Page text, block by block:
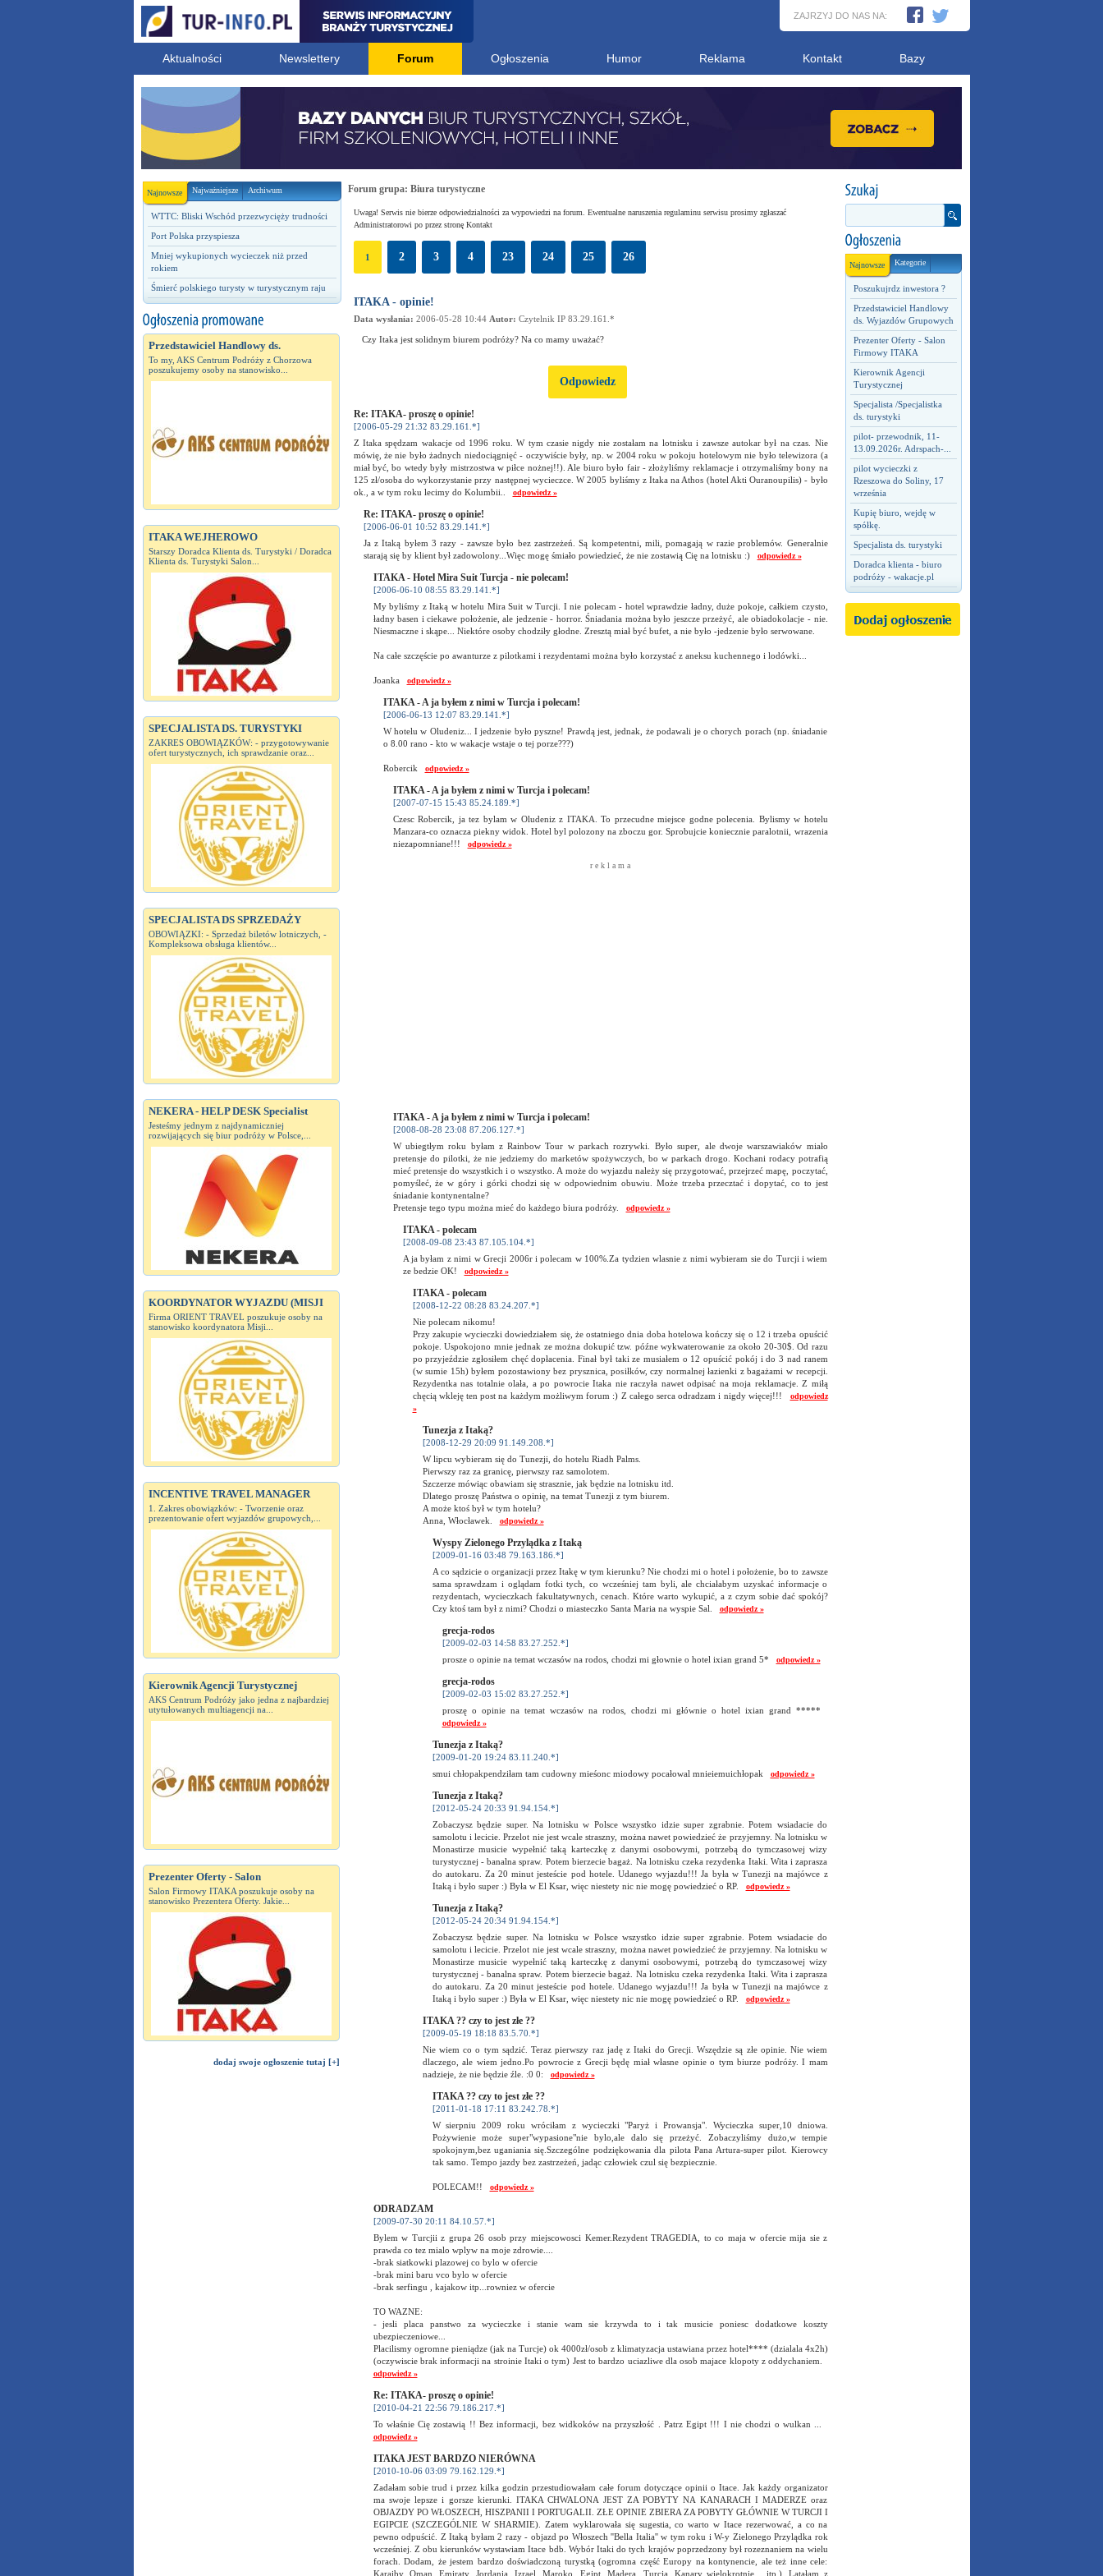
ZAJRZYJ DO NAS NA:
Aktualności Newslettery Forum Ogłoszenia Humor Reklama Kontakt Bazy
Najnowsze Najważniejsze Archiwum
WTTC: Bliski Wschód przezwycięży trudności
Port Polska przyspiesza
Mniej wykupionych wycieczek niż przed
rokiem
Śmierć polskiego turysty w turystycznym raju
Przedstawiciel Handlowy ds.
To my, AKS Centrum Podróży z Chorzowa
poszukujemy osoby na stanowisko...
ITAKA WEJHEROWO
Starszy Doradca Klienta ds. Turystyki / Doradca
Klienta ds. Turystyki Salon...
SPECJALISTA DS. TURYSTYKI
ZAKRES OBOWIĄZKÓW: - przygotowywanie
ofert turystycznych, ich sprawdzanie oraz...
SPECJALISTA DS SPRZEDAŻY
OBOWIĄZKI: - Sprzedaż biletów lotniczych, -
Kompleksowa obsługa klientów...
NEKERA - HELP DESK Specialist
Jesteśmy jednym z najdynamiczniej
rozwijających się biur podróży w Polsce,...
KOORDYNATOR WYJAZDU (MISJI
Firma ORIENT TRAVEL poszukuje osoby na
stanowisko koordynatora Misji...
INCENTIVE TRAVEL MANAGER
1. Zakres obowiązków: - Tworzenie oraz
prezentowanie ofert wyjazdów grupowych,...
Kierownik Agencji Turystycznej
AKS Centrum Podróży jako jedna z najbardziej
utytułowanych multiagencji na...
Prezenter Oferty - Salon
Salon Firmowy ITAKA poszukuje osoby na
stanowisko Prezentera Oferty. Jakie...
dodaj swoje ogłoszenie tutaj [+]
Najnowsze Kategorie
Poszukujrdz inwestora ?
Przedstawiciel Handlowy
ds. Wyjazdów Grupowych
Prezenter Oferty - Salon
Firmowy ITAKA
Kierownik Agencji
Turystycznej
Specjalista /Specjalistka
ds. turystyki
pilot- przewodnik, 11-
13.09.2026r. Adrspach-...
pilot wycieczki z
Rzeszowa do Soliny, 17
września
Kupię biuro, wejdę w
spółkę.
Specjalista ds. turystyki
Doradca klienta - biuro
podróży - wakacje.pl
Forum grupa: Biura turystyczne
Uwaga! Serwis nie bierze odpowiedzialności za wypowiedzi na forum. Ewentualne naruszenia regulaminu serwisu prosimy zgłaszać
Administratorowi po przez stronę Kontakt
1 2 3 4 23 24 25 26
ITAKA - opinie!
Data wysłania: 2006-05-28 10:44 Autor: Czytelnik IP 83.29.161.*
Czy Itaka jest solidnym biurem podróży? Na co mamy uważać?
Odpowiedz
Re: ITAKA- proszę o opinie!
[2006-05-29 21:32 83.29.161.*]
Z Itaka spędzam wakacje od 1996 roku. W tym czasie nigdy nie zostałam na lotnisku i zawsze autokar był na czas. Nie
mówię, że nie było żadnych niedociągnięć - oczywiście były, np. w 2004 roku w pokoju hotelowym nie było telewizora (a
miał być, bo wtedy były mistrzostwa w piłce nożnej!!). Ale biuro było fair - złożyliśmy reklamacje i otrzymaliśmy bony na
125 zł/osoba do wykorzystanie przy następnej wycieczce. W 2005 byliśmy z Itaka na Athos (hotel Akti Ouranoupilis) - było
ok., a w tym roku lecimy do Kolumbii.. odpowiedz »
Re: ITAKA- proszę o opinie!
[2006-06-01 10:52 83.29.141.*]
Ja z Itaką byłem 3 razy - zawsze było bez zastrzeżeń. Są kompetentni, mili, pomagają w razie problemów. Generalnie
starają się by klient był zadowolony...Więc mogę śmiało powiedzieć, że nie zostawią Cię na lotnisku :) odpowiedz »
ITAKA - Hotel Mira Suit Turcja - nie polecam!
[2006-06-10 08:55 83.29.141.*]
My byliśmy z Itaką w hotelu Mira Suit w Turcji. I nie polecam - hotel wprawdzie ładny, duże pokoje, całkiem czysto,
ładny basen i ciekawe położenie, ale jedzenie - horror. Śniadania można było jeszcze przeżyć, ale obiadokolacje - nie.
Niesmaczne i skąpe... Niektóre osoby chodziły głodne. Zresztą miał być bufet, a nie było -jedzenie było serwowane.
Na całe szczęście po awanturze z pilotkami i rezydentami można było korzystać z aneksu kuchennego i lodówki...
Joanka odpowiedz »
ITAKA - A ja byłem z nimi w Turcja i polecam!
[2006-06-13 12:07 83.29.141.*]
W hotelu w Oludeniz... I jedzenie było pyszne! Prawdą jest, jednak, że podawali je o chorych porach (np. śniadanie
o 8.00 rano - kto w wakacje wstaje o tej porze???)
Robercik odpowiedz »
ITAKA - A ja byłem z nimi w Turcja i polecam!
[2007-07-15 15:43 85.24.189.*]
Czesc Robercik, ja tez bylam w Oludeniz z ITAKA. To przecudne miejsce godne polecenia. Bylismy w hotelu
Manzara-co oznacza piekny widok. Hotel byl polozony na zboczu gor. Sprobujcie koniecznie paralotnii, wrazenia
niezapomniane!!! odpowiedz »
r e k l a m a
ITAKA - A ja byłem z nimi w Turcja i polecam!
[2008-08-28 23:08 87.206.127.*]
W ubiegtłym roku byłam z Rainbow Tour w parkach rozrywki. Było super, ale dwoje warszawiaków miało
pretensje do pilotki, że nie jedziemy do marketów spożywczych, bo w parkach drogo. Kochani rodacy potrafią
mieć pretensje do wszystkich i o wszystko. A może do wyjazdu należy się przygotować, przejrzeć mapę, poczytać,
pomyśleć, że w góry i górki chodzi się w odpowiednim obuwiu. Może trzeba przecztać i dopytać, co to jest
śniadanie kontynentalne?
Pretensje tego typu można mieć do każdego biura podróży. odpowiedz »
ITAKA - polecam
[2008-09-08 23:43 87.105.104.*]
A ja byłam z nimi w Grecji 2006r i polecam w 100%.Za tydzien wlasnie z nimi wybieram sie do Turcji i wiem
ze bedzie OK! odpowiedz »
ITAKA - polecam
[2008-12-22 08:28 83.24.207.*]
Nie polecam nikomu!
Przy zakupie wycieczki dowiedziałem się, że ostatniego dnia doba hotelowa kończy się o 12 i trzeba opuścić
pokoje. Uspokojono mnie jednak ze można dokupić tzw. późne wykwaterowanie za około 20-30$. Od razu
po przyjeździe zgłosiłem chęć dopłacenia. Finał był taki ze musiałem o 12 opuścić pokój i do 3 nad ranem
(w sumie 15h) byłem pozostawiony bez prysznica, posiłków, czy normalnej łazienki z bagażami w recepcji.
Rezydentka nas totalnie olała, a po powrocie Itaka nie raczyła nawet odpisać na moja reklamacje. Z miłą
chęcią wkleję ten post na każdym możliwym forum :) Z całego serca odradzam i nigdy więcej!!! odpowiedz
»
Tunezja z Itaką?
[2008-12-29 20:09 91.149.208.*]
W lipcu wybieram się do Tunezji, do hotelu Riadh Palms.
Pierwszy raz za granicę, pierwszy raz samolotem.
Szczerze mówiąc obawiam się strasznie, jak będzie na lotnisku itd.
Dlatego proszę Państwa o opinię, na temat Tunezji z tym biurem.
A może ktoś był w tym hotelu?
Anna, Włocławek. odpowiedz »
Wyspy Zielonego Przylądka z Itaką
[2009-01-16 03:48 79.163.186.*]
A co sądzicie o organizacji przez Itakę w tym kierunku? Nie chodzi mi o hotel i położenie, bo to zawsze
sama sprawdzam i oglądam fotki tych, co wcześniej tam byli, ale chciałabym uzyskać informacje o
rezydentach, wycieczkach fakultatywnych, cenach. Które warto wykupić, a z czym sobie dać spokój?
Czy ktoś tam był z nimi? Chodzi o miasteczko Santa Maria na wyspie Sal. odpowiedz »
grecja-rodos
[2009-02-03 14:58 83.27.252.*]
prosze o opinie na temat wczasów na rodos, chodzi mi głownie o hotel ixian grand 5* odpowiedz »
grecja-rodos
[2009-02-03 15:02 83.27.252.*]
proszę o opinie na temat wczasów na rodos, chodzi mi głównie o hotel ixian grand *****
odpowiedz »
Tunezja z Itaką?
[2009-01-20 19:24 83.11.240.*]
smui chłopakpendziłam tam cudowny mieśonc miodowy pocałowal mnieiemuichłopak odpowiedz »
Tunezja z Itaką?
[2012-05-24 20:33 91.94.154.*]
Zobaczysz będzie super. Na lotnisku w Polsce wszystko idzie super zgrabnie. Potem wsiadacie do
samolotu i lecicie. Przelot nie jest wcale straszny, można nawet powiedzieć że przyjemny. Na lotnisku w
Monastirze musicie wypełnić taką karteczkę z danymi osobowymi, potrzebą do tymczasowej wizy
turystycznej - banalna spraw. Potem bierzecie bagaż. Na lotnisku czeka rezydenka Itaki. Wita i zaprasza
do autokaru. Za 20 minut jesteście pod hotele. Udanego wyjazdu!!! Ja była w Tunezji na majówce z
Itaką i było super :) Była w El Ksar, więc niestety nic nie mogę powiedzieć o RP. odpowiedz »
Tunezja z Itaką?
[2012-05-24 20:34 91.94.154.*]
Zobaczysz będzie super. Na lotnisku w Polsce wszystko idzie super zgrabnie. Potem wsiadacie do
samolotu i lecicie. Przelot nie jest wcale straszny, można nawet powiedzieć że przyjemny. Na lotnisku w
Monastirze musicie wypełnić taką karteczkę z danymi osobowymi, potrzebą do tymczasowej wizy
turystycznej - banalna spraw. Potem bierzecie bagaż. Na lotnisku czeka rezydenka Itaki. Wita i zaprasza
do autokaru. Za 20 minut jesteście pod hotele. Udanego wyjazdu!!! Ja była w Tunezji na majówce z
Itaką i było super :) Była w El Ksar, więc niestety nic nie mogę powiedzieć o RP. odpowiedz »
ITAKA ?? czy to jest złe ??
[2009-05-19 18:18 83.5.70.*]
Nie wiem co o tym sądzić. Teraz pierwszy raz jadę z Itaki do Grecji. Wszędzie są złe opinie. Nie wiem
dlaczego, ale wiem jedno.Po powrocie z Grecji będę miał własne opinie o tym biurze podróży. I mam
nadzieje, że nie będzie źle. :0 0: odpowiedz »
ITAKA ?? czy to jest złe ??
[2011-01-18 17:11 83.242.78.*]
W sierpniu 2009 roku wróciłam z wycieczki "Paryż i Prowansja". Wycieczka super,10 dniowa.
Pożywienie może super"wypasione"nie bylo,ale dalo się przeżyć. Zobaczyliśmy dużo,w tempie
spokojnym,bez uganiania się.Szczególne podziękowania dla pilota Pana Artura-super pilot. Kierowcy
tak samo. Tempo jazdy bez zastrzeżeń, jadąc człowiek czul się bezpiecznie.
POLECAM!! odpowiedz »
ODRADZAM
[2009-07-30 20:11 84.10.57.*]
Bylem w Turcjii z grupa 26 osob przy miejscowosci Kemer.Rezydent TRAGEDIA, to co maja w ofercie mija sie z
prawda co tez mialo wplyw na moje zdrowie....
-brak siatkowki plazowej co bylo w ofercie
-brak mini baru vco bylo w ofercie
-brak serfingu , kajakow itp...rowniez w ofercie
TO WAZNE:
- jesli placa panstwo za wycieczke i stanie wam sie krzywda to i tak musicie poniesc dodatkowe koszty
ubezpieczeniowe...
Placilismy ogromne pieniądze (jak na Turcje) ok 4000zł/osob z klimatyzacja ustawiana przez hotel**** (dzialala 4x2h)
(oczywiscie brak informacji na stroinie Itaki o tym) Jest to bardzo uciazliwe dla osob majace klopoty z oddychaniem.
odpowiedz »
Re: ITAKA- proszę o opinie!
[2010-04-21 22:56 79.186.217.*]
To właśnie Cię zostawią !! Bez informacji, bez widkoków na przyszłość . Patrz Egipt !!! I nie chodzi o wulkan ...
odpowiedz »
ITAKA JEST BARDZO NIERÓWNA
[2010-10-06 03:09 79.162.129.*]
Zadałam sobie trud i przez kilka godzin przestudiowałam całe forum dotyczące opinii o Itace. Jak każdy organizator
ma swoje lepsze i gorsze kierunki. ITAKA CHWALONA JEST ZA POBYTY NA KANARACH I MADERZE oraz
OBJAZDY PO WŁOSZECH, HISZPANII I PORTUGALII. ZŁE OPINIE ZBIERA ZA POBYTY GŁÓWNIE W TURCJI I
EGIPCIE (SZCZEGÓLNIE W SHARMIE). Zatem wyklarowała się sugestia, co warto w Itace rezerwować, a co na
pewno odpuścić. Z Itaką byłam 2 razy - objazd po Włoszech ''Bella Italia'' w tym roku i W-y Zielonego Przylądka rok
wcześniej. Z obu kierunków wystawiam Itace bdb. Wybór Itaki do tych krajów poprzedzony był rozeznaniem na wielu
forach. Dodam, że jestem bardzo doświadczoną turystką (ogromna część Europy na kontynencie, ale też inne cele:
Karaiby, Oman, Emiraty, Jordania, Izrael, Maroko, Egipt, Madera, Turcja, Kanary wielokrotnie ...itp.). Latałam z